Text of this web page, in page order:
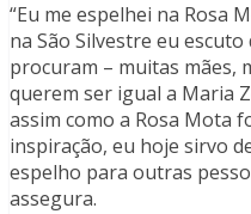
“Eu me espelhei na Rosa
na São Silvestre eu
procuram – muitas mães,
querem ser igual a Maria
assim como a Rosa Mota
inspiração, eu hoje sirvo
espelho para outras
assegura.